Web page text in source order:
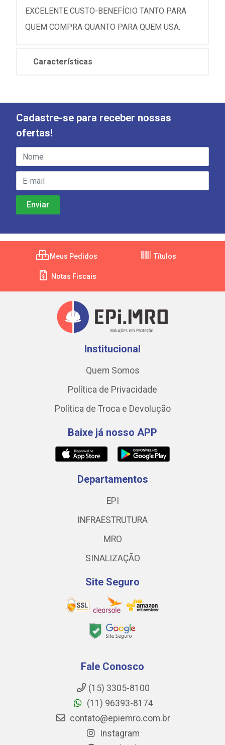
EXCELENTE CUSTO-BENEFÍCIO TANTO PARA
QUEM COMPRA QUANTO PARA QUEM USA.
Características
Cadastre-se para receber nossas
ofertas!
Meus Pedidos Títulos
Notas Fiscais
Institucional
Quem Somos
Política de Privacidade
Política de Troca e Devolução
Baixe já nosso APP
Departamentos
EPI
INFRAESTRUTURA
MRO
SINALIZAÇÃO
Site Seguro
Fale Conosco
(15) 3305-8100
(11) 96393-8174
contato@epiemro.com.br
Instagram